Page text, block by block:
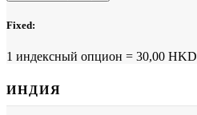
Fixed:
1 индексный опцион = 30,00 HKD
ИНДИЯ